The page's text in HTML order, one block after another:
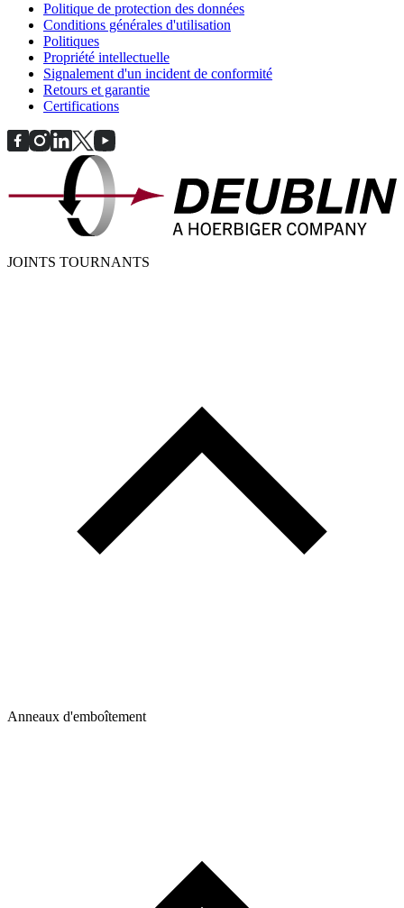
Politique de protection des données
Conditions générales d'utilisation
Politiques
Propriété intellectuelle
Signalement d'un incident de conformité
Retours et garantie
Certifications
JOINTS TOURNANTS
Anneaux d'emboîtement